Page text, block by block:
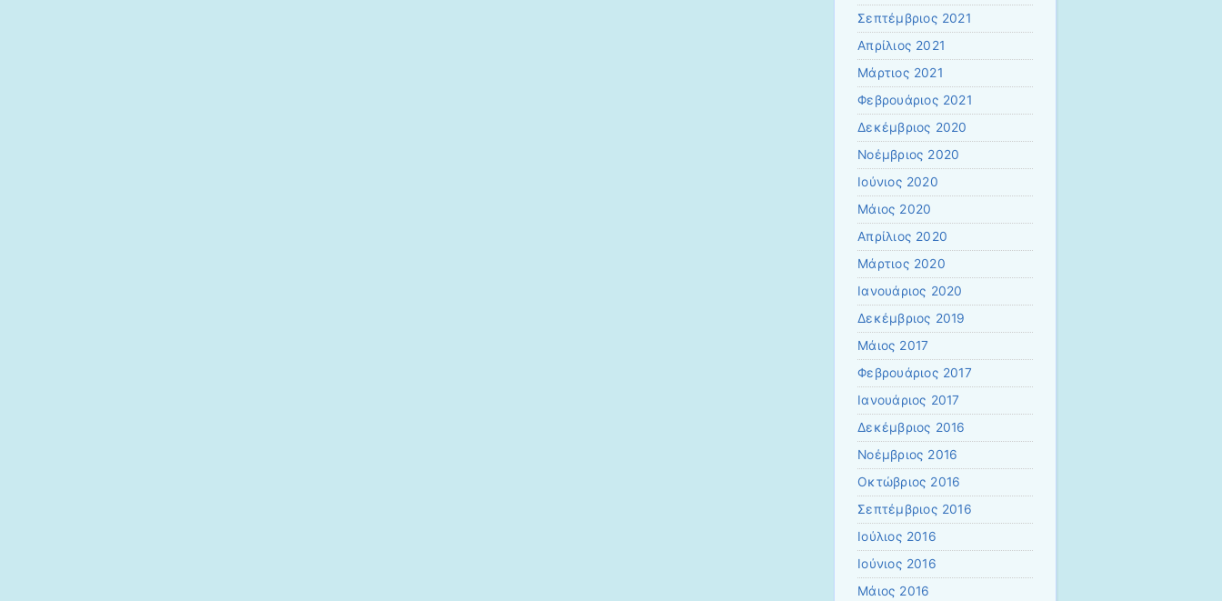
Σεπτέμβριος 2021
Απρίλιος 2021
Μάρτιος 2021
Φεβρουάριος 2021
Δεκέμβριος 2020
Νοέμβριος 2020
Ιούνιος 2020
Μάιος 2020
Απρίλιος 2020
Μάρτιος 2020
Ιανουάριος 2020
Δεκέμβριος 2019
Μάιος 2017
Φεβρουάριος 2017
Ιανουάριος 2017
Δεκέμβριος 2016
Νοέμβριος 2016
Οκτώβριος 2016
Σεπτέμβριος 2016
Ιούλιος 2016
Ιούνιος 2016
Μάιος 2016